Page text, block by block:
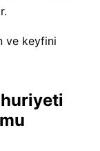
ve keyfini